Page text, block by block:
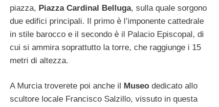
piazza, Piazza Cardinal Belluga, sulla quale sorgono
due edifici principali. Il primo è l’imponente cattedrale
in stile barocco e il secondo è il Palacio Episcopal, di
cui si ammira soprattutto la torre, che raggiunge i 15
metri di altezza.
A Murcia troverete poi anche il Museo dedicato allo
scultore locale Francisco Salzillo, vissuto in questa